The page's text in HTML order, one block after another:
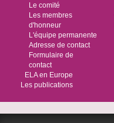
Le comité
Les membres
d'honneur
L'équipe permanente
Adresse de contact
Formulaire de
contact
ELA en Europe
Les publications